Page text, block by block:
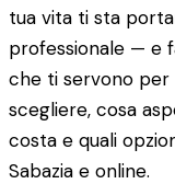
tua vita ti sta
professionale — e
che ti servono per
scegliere, cosa
costa e quali
Sabazia e online.